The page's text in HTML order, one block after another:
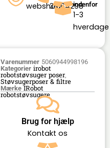
webshop36164298indenfor
1-3
hverdage
Varenummer 5060944998196
Kategorier irobot
robotstøvsuger poser,
Støvsugerposer & filtre
Mærke IRobot
robotstøvsugere
Brug for hjælp
Kontakt os